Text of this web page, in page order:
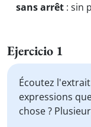
sans arrêt : sin
Ejercicio 1
Écoutez
expressions
chose ?